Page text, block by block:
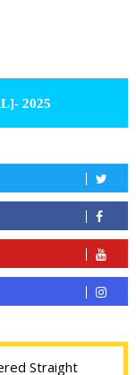
2025
Straight